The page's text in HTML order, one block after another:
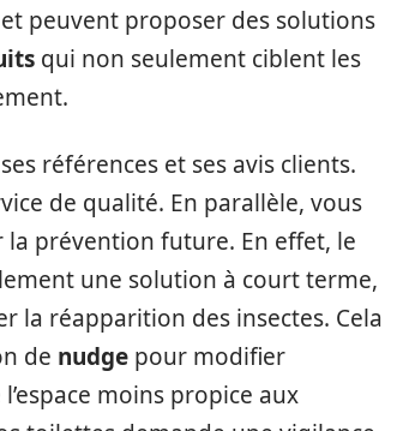
peuvent proposer des solutions
qui non seulement ciblent les
références et ses avis clients.
de qualité. En parallèle, vous
prévention future. En effet, le
une solution à court terme,
la réapparition des insectes. Cela
de nudge pour modifier
moins propice aux